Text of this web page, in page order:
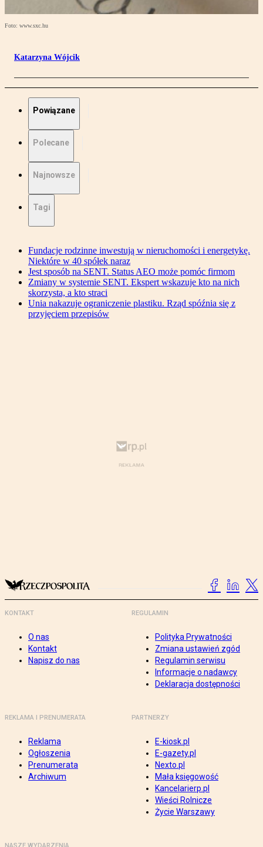
Foto: www.sxc.hu
Katarzyna Wójcik
Powiązane
Polecane
Najnowsze
Tagi
Fundacje rodzinne inwestują w nieruchomości i energetykę.
Niektóre w 40 spółek naraz
Jest sposób na SENT. Status AEO może pomóc firmom
Zmiany w systemie SENT. Ekspert wskazuje kto na nich
skorzysta, a kto straci
Unia nakazuje ograniczenie plastiku. Rząd spóźnia się z
przyjęciem przepisów
KONTAKT
O nas
Kontakt
Napisz do nas
REGULAMIN
Polityka Prywatności
Zmiana ustawień zgód
Regulamin serwisu
Informacje o nadawcy
Deklaracja dostępności
REKLAMA I PRENUMERATA
Reklama
Ogłoszenia
Prenumerata
Archiwum
PARTNERZY
E-kiosk.pl
E-gazety.pl
Nexto.pl
Mała księgowość
Kancelarierp.pl
Wieści Rolnicze
Życie Warszawy